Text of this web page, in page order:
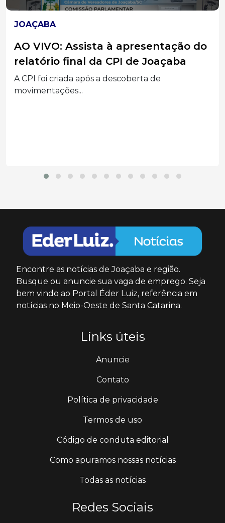
CLIMA
Defesa Civil de Joaçaba emite alerta
e orientações sobre risco de
temporais e ocorrências nas
próximas horas
Encontre as notícias de Joaçaba e região.
Busque ou anuncie sua vaga de emprego. Seja
bem vindo ao Portal Éder Luiz, referência em
notícias no Meio-Oeste de Santa Catarina.
Links úteis
Anuncie
Contato
Política de privacidade
Termos de uso
Código de conduta editorial
Como apuramos nossas notícias
Todas as notícias
Redes Sociais